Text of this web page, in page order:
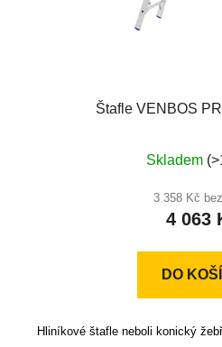
Štafle VENBOS
je
z
Skladem
3 358 Kč
4 063
DO
Hliníkové štafle neboli konický